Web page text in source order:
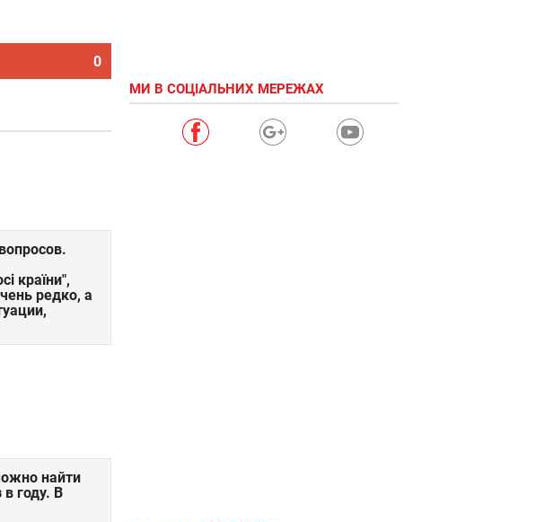
0
країни",
редко, а
найти
году. В
МИ В СОЦІАЛЬНИХ МЕРЕЖАХ